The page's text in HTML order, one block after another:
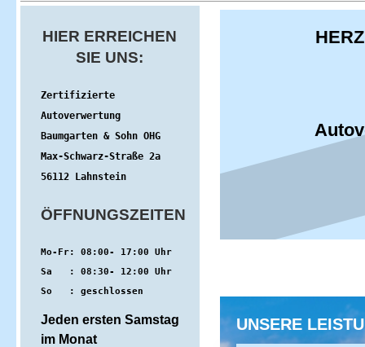
HIER ERREICHEN
SIE UNS:
Zertifizierte
Autoverwertung
Baumgarten & Sohn OHG
Max-Schwarz-Straße 2a
56112 Lahnstein
ÖFFNUNGSZEITEN
Mo-Fr: 08:00- 17:00 Uhr
Sa   : 08:30- 12:00 Uhr
So
: geschlossen
Jeden ersten Samstag
im Monat
UNSERE